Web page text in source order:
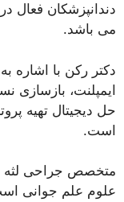
دندانپزشکان فعال
می باشد.
دکتر رکن با اشاره
ایمپلنت، بازسازی
حل دیجیتال تهیه
است.
متخصص جراحی لثه و